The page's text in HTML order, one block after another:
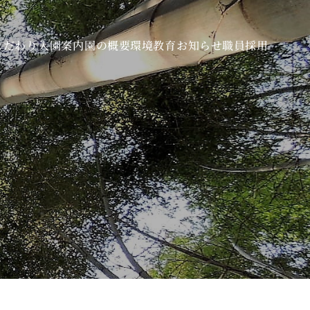
だわり入園案内園の概要環境教育お知らせ職員採用